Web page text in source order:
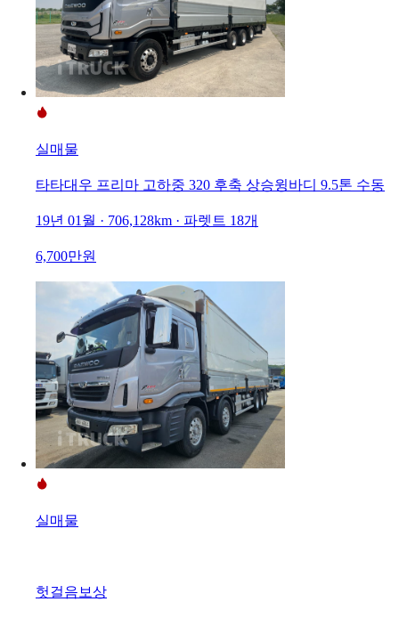
실매물
타타대우 프리마 고하중 320 후축 상승윙바디 9.5톤 수동
19년 01월 · 706,128km · 파렛트 18개
6,700만원
실매물
헛걸음보상